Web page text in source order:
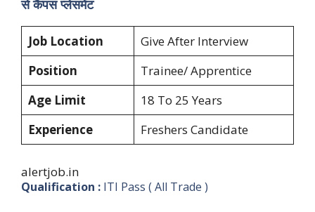
से कैंपस प्लेसमेंट
Job Location
Give After Interview
Position
Trainee/ Apprentice
Age Limit
18 To 25 Years
Experience
Freshers Candidate
alertjob.in
Qualification : ITI Pass ( All Trade )